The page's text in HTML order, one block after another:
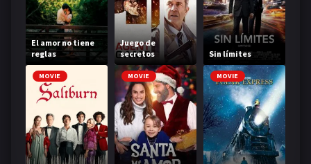
El amor no tiene
reglas
Juego de
secretos
Sin límites
MOVIE MOVIE MOVIE